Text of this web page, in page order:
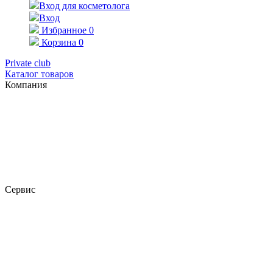
Вход для косметолога
Вход
Избранное 0
Корзина 0
Private club
Каталог товаров
Компания
Сервис